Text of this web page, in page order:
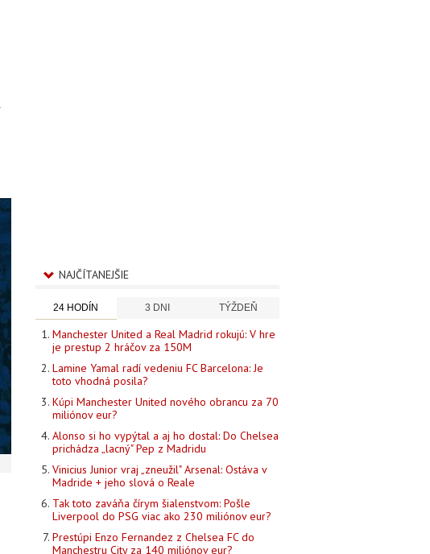
NAJČÍTANEJŠIE
24 HODÍN 3 DNI TÝŽDEŇ
Manchester United a Real Madrid rokujú: V hre
je prestup 2 hráčov za 150M
Lamine Yamal radí vedeniu FC Barcelona: Je
toto vhodná posila?
Kúpi Manchester United nového obrancu za 70
miliónov eur?
Alonso si ho vypýtal a aj ho dostal: Do Chelsea
prichádza „lacný" Pep z Madridu
Vinicius Junior vraj „zneužil" Arsenal: Ostáva v
Madride + jeho slová o Reale
Tak toto zaváňa čírym šialenstvom: Pošle
Liverpool do PSG viac ako 230 miliónov eur?
Prestúpi Enzo Fernandez z Chelsea FC do
Manchestru City za 140 miliónov eur?